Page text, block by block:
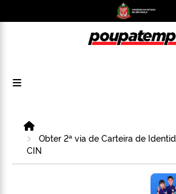
Obter 2ª via de Carteira de
CIN